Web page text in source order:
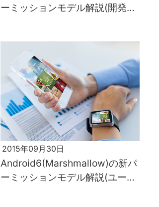
ーミッションモデル解説(開発者
2015年09月30日
Android6(Marshmallow)の新パ
ーミッションモデル解説(ユーザ